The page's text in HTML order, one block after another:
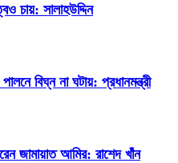
চায়: সালাহউদ্দিন
বিঘ্ন না ঘটায়: প্রধানমন্ত্রী
জামায়াত আমির: রাশেদ খাঁন